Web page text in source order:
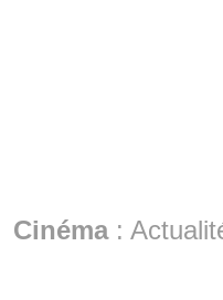
Cinéma: